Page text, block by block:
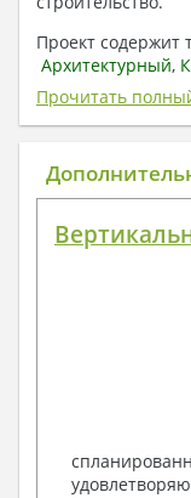
Проект содержит
Архитектурный,
отопление,
плату) +
1.
План
Разрезы
Фасады с
Объемы
Прочитать